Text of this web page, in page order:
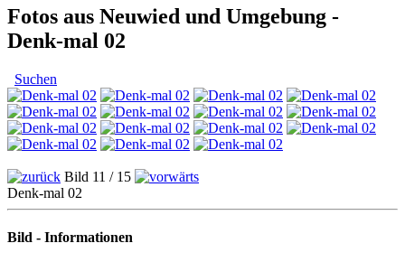
Fotos aus Neuwied und Umgebung -
Denk-mal 02
Suchen
Bild 11 / 15
Denk-mal 02
Bild - Informationen